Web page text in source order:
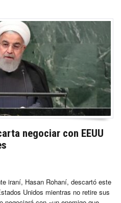
negociar con EEUU
iraní, Hasan Rohaní, descartó este
Unidos mientras no retire sus